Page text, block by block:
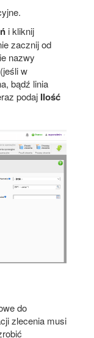
i kliknij
zacznij od
nazwy
w
bądź linia
podaj Ilość
do
zlecenia musi